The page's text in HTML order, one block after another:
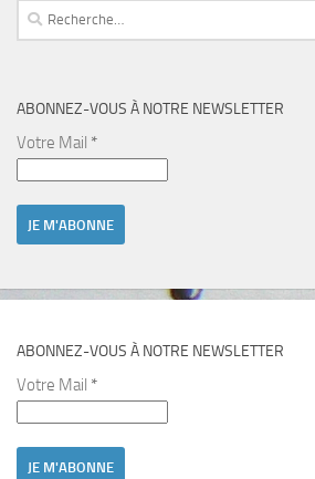
Rechercher :
ABONNEZ-VOUS À NOTRE NEWSLETTER
Votre Mail *
ABONNEZ-VOUS À NOTRE NEWSLETTER
Votre Mail *